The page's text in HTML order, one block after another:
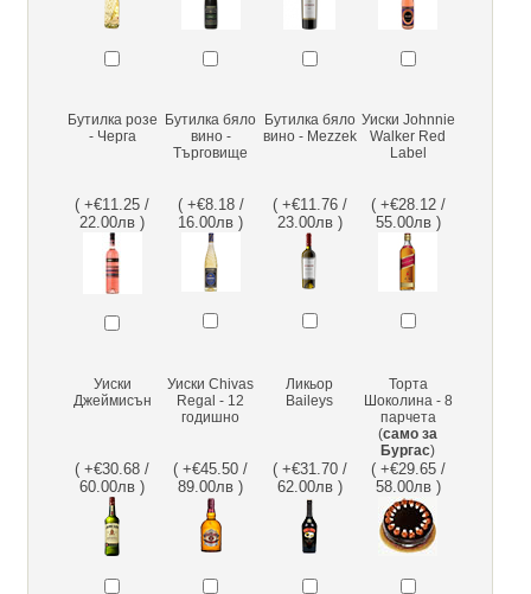
Бутилка розе
- Черга
( +€11.25 /
22.00лв )
Бутилка бяло
вино -
Търговище
( +€8.18 /
16.00лв )
Бутилка бяло
вино - Mezzek
( +€11.76 /
23.00лв )
Уиски Johnnie
Walker Red
Label
( +€28.12 /
55.00лв )
Уиски
Джеймисън
( +€30.68 /
60.00лв )
Уиски Chivas
Regal - 12
годишно
( +€45.50 /
89.00лв )
Ликьор
Baileys
( +€31.70 /
62.00лв )
Торта
Шоколина - 8
парчета
(само за
Бургас)
( +€29.65 /
58.00лв )